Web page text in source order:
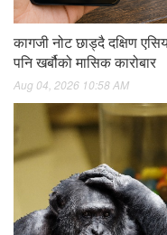
कागजी नोट छाड्दै दक्षिण
पनि खर्बौको मासिक कारोबार
Aug 04, 2026 10:58 AM